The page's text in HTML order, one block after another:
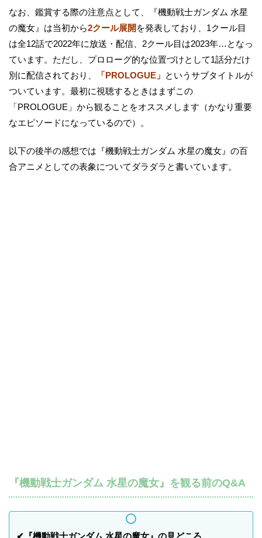
なお、鑑賞する際の注意点として、『機動戦士ガンダム 水星
の魔女』は当初から2クール展開 を発表しており、1クール目
は全12話で2022年に放送・配信、2クール目は2023年…となっ
ています。ただし、プロローグ的な位置づけとして1話分だけ
別に配信されており、
「PROLOGUE」 というサブタイトルが
ついています。最初に視聴するときはまずこの
「PROLOGUE」から観ることをオススメします（かなり重要
なエピソードになっているので）。
以下の後半の感想では『機動戦士ガンダム 水星の魔女』の百
合アニメとしての表象についてダラダラと書いています。
『機動戦士ガンダム 水星の魔女』を観る前のQ&A
✔『機動戦士ガンダム 水星の魔女』の見どころ